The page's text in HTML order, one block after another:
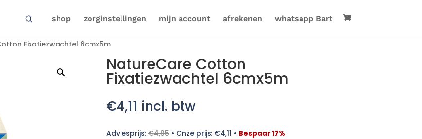
shop zorginstellingen mijn account afrekenen whatsapp Bart
Fixatiezwachtel 6cmx5m
NatureCare Cotton
Fixatiezwachtel 6cmx5m
€4,11 incl. btw
Adviesprijs:€4,95• Onze prijs: €4,11 • Bespaar 17%